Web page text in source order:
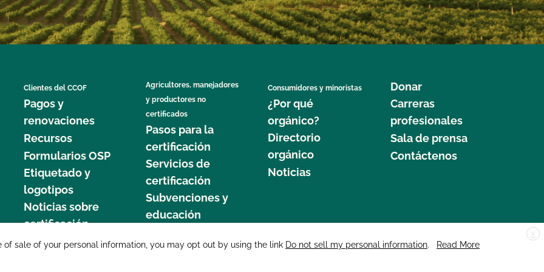
Clientes del CCOF
Pagos y
renovaciones
Recursos
Formularios OSP
Etiquetado y
logotipos
Noticias sobre
certificación
Agricultores, manejadores
y productores no
certificados
Pasos para la
certificación
Servicios de
certificación
Subvenciones y
educación
Consumidores y minoristas
¿Por qué
orgánico?
Directorio
orgánico
Noticias
Donar
Carreras
profesionales
Sala de prensa
Contáctenos
877 Cedar Street, Suite 248, Santa Cruz, CA 95060 © 2025 CCOF.org
X
sale of your personal information, you may opt out by using the link Do not sell my personal information.
Read More